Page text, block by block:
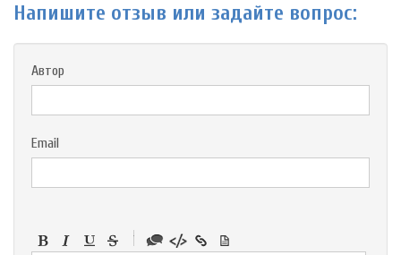
Напишите отзыв или задайте вопрос:
Автор
Email
-
-